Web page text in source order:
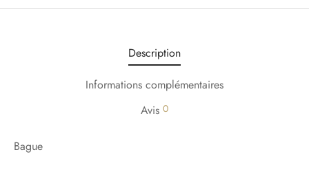
Description
Informations complémentaires
Avis 0
Bague